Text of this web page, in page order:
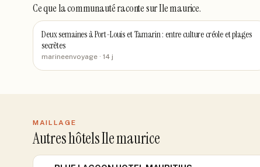
Ce que la communauté racontesur Ile maurice.
Deux semaines à Port-Louis et Tamarin : entre culture créole et plages
secrètes
marineenvoyage · 14 j
MAILLAGE
Autres hôtels Ile maurice